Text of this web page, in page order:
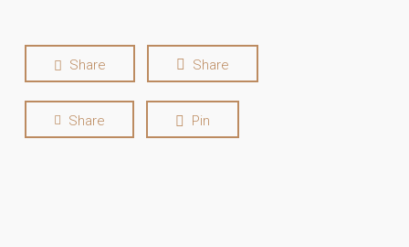
Share Share
Share Pin